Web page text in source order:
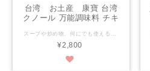
台湾 お土産 康寶 台湾
クノール 万能調味料 チキ
鮮味炒手 ビッグサイズ
(240g)
スープや炒め物、何にでも使える万能調味料です。鶏ガラ出汁。 ◆100％厳選された鶏肉からエキスを抽出し、自然な甘さを引き出しています ◆小さじ１杯だけで、炒める、蒸す、煮る、揚げる、煮込む、様々な料理にあいます！ ◆独自の技術で料理する際にすばやく溶け、食材にバランスよく味付けできます。 ◆包装の気密性を強化し、湿気を防ぎます。 ◆原材料：鶏肉、海塩、スクロース、トウモロコシ ◆内容量：240ｇ ◆保存期限：1年
¥2,800